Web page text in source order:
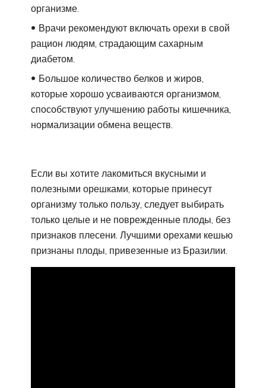
организме.
Врачи рекомендуют включать орехи в свой
рацион людям, страдающим сахарным
диабетом.
Большое количество белков и жиров,
которые хорошо усваиваются организмом,
способствуют улучшению работы кишечника,
нормализации обмена веществ.
Если вы хотите лакомиться вкусными и
полезными орешками, которые принесут
организму только пользу, следует выбирать
только целые и не поврежденные плоды, без
признаков плесени. Лучшими орехами кешью
признаны плоды, привезенные из Бразилии.